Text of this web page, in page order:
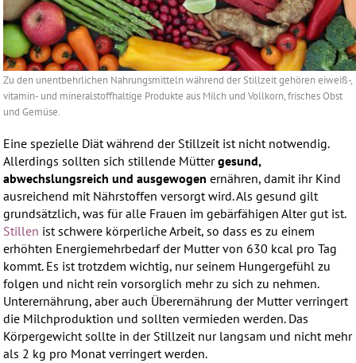
Zu den unentbehrlichen Nahrungsmitteln während der Stillzeit gehören eiweiß-,
vitamin- und mineralstoffhaltige Produkte aus Milch und Vollkorn, frisches Obst
und Gemüse.
Eine spezielle Diät während der Stillzeit ist nicht notwendig.
Allerdings sollten sich stillende Müttergesund,
abwechslungsreich und ausgewogen ernähren, damit ihr Kind
ausreichend mit Nährstoffen versorgt wird. Als gesund gilt
grundsätzlich, was für alle Frauen im gebärfähigen Alter gut ist.
Stillen ist schwere körperliche Arbeit, so dass es zu einem
erhöhten Energiemehrbedarf der Mutter von 630 kcal pro Tag
kommt. Es ist trotzdem wichtig, nur seinem Hungergefühl zu
folgen und nicht rein vorsorglich mehr zu sich zu nehmen.
Unterernährung, aber auch Überernährung der Mutter verringert
die Milchproduktion und sollten vermieden werden. Das
Körpergewicht sollte in der Stillzeit nur langsam und nicht mehr
als 2 kg pro Monat verringert werden.